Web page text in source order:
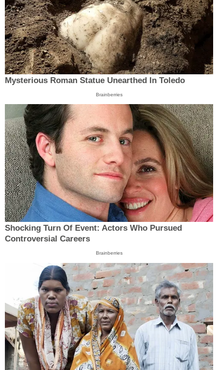
Mysterious Roman Statue Unearthed In Toledo
Brainberries
Shocking Turn Of Event: Actors Who Pursued
Controversial Careers
Brainberries